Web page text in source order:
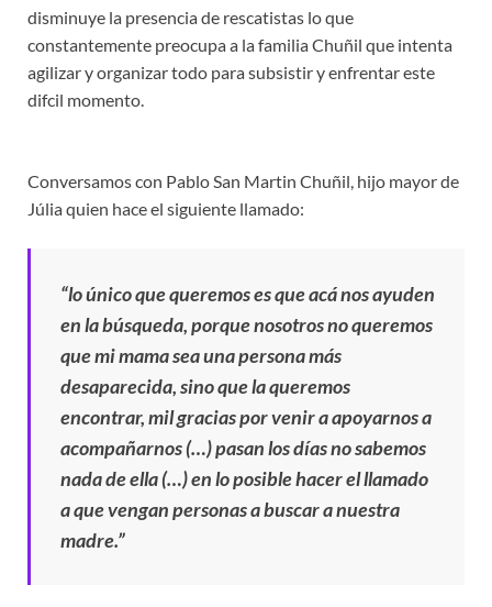
disminuye la presencia de rescatistas lo que
constantemente preocupa a la familia Chuñil que intenta
agilizar y organizar todo para subsistir y enfrentar este
difcil momento.
Conversamos con Pablo San Martin Chuñil, hijo mayor de
Júlia quien hace el siguiente llamado:
“lo único que queremos es que acá nos ayuden
en la búsqueda, porque nosotros no queremos
que mi mama sea una persona más
desaparecida, sino que la queremos
encontrar, mil gracias por venir a apoyarnos a
acompañarnos (…) pasan los días no sabemos
nada de ella (…) en lo posible hacer el llamado
a que vengan personas a buscar a nuestra
madre.”